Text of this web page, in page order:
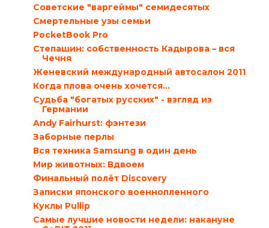
Советские "варгеймы" семидесятых
Смертельные узы семьи
PocketBook Pro
Степашин: собственность Кадырова – вся
Чечня
Женевский международный автосалон 2011
Когда плова очень хочется…
Судьба "богатых русских" - взгляд из
Германии
Andy Fairhurst: фэнтези
Заборные перлы
Вся техника Samsung в один день
Мир животных: Вдвоем
Финальный полёт Discovery
Записки японского военнопленного
Куклы Pullip
Самые лучшие новости недели: накануне